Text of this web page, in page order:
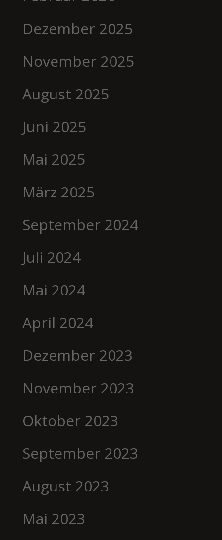
Dezember 2025
November 2025
August 2025
Juni 2025
Mai 2025
März 2025
September 2024
Juli 2024
Mai 2024
April 2024
Dezember 2023
November 2023
Oktober 2023
September 2023
August 2023
Mai 2023